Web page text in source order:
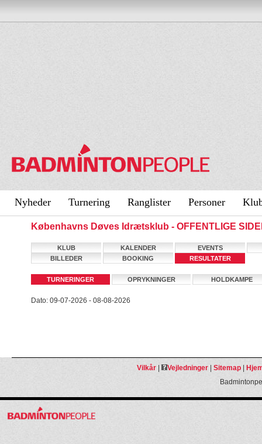
Nyheder Turnering Ranglister Personer
Københavns Døves Idrætsklub - OFFENTLIGE
KLUB KALENDER
EVENTS
BILLEDER
BOOKING RESULTATER
TURNERINGER OPRYKNINGER HOLDKAMPE
Dato: 09-07-2026 - 08-08-2026
Vilkår| Vejledninger| Sitemap|